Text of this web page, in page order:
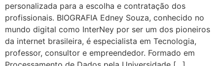
personalizada para a escolha e contratação dos
profissionais. BIOGRAFIA Edney Souza, conhecido no
mundo digital como InterNey por ser um dos pioneiros
da internet brasileira, é especialista em Tecnologia,
professor, consultor e empreendedor. Formado em